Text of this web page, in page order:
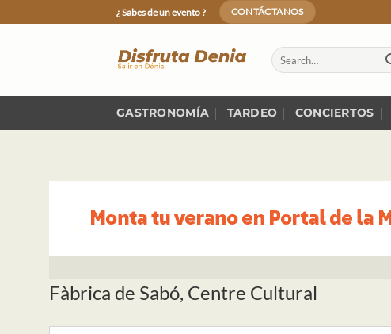
to
¿ Sabes de un evento ? CONTÁCTANOS
GASTRONOMÍA TARDEO CONCIERTOS
Fàbrica de Sabó, Centre Cultural